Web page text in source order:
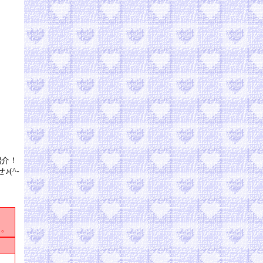
！
♪(^-